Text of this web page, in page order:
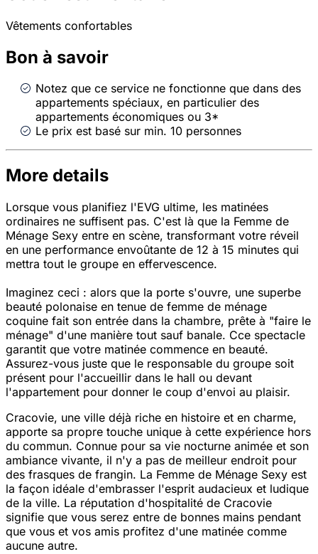
Vêtements confortables
Bon à savoir
Notez que ce service ne fonctionne que dans des
appartements spéciaux, en particulier des
appartements économiques ou 3*
Le prix est basé sur min. 10 personnes
More details
Lorsque vous planifiez l'EVG ultime, les matinées
ordinaires ne suffisent pas. C'est là que la Femme de
Ménage Sexy entre en scène, transformant votre réveil
en une performance envoûtante de 12 à 15 minutes qui
mettra tout le groupe en effervescence.
Imaginez ceci : alors que la porte s'ouvre, une superbe
beauté polonaise en tenue de femme de ménage
coquine fait son entrée dans la chambre, prête à "faire le
ménage" d'une manière tout sauf banale. Cce spectacle
garantit que votre matinée commence en beauté.
Assurez-vous juste que le responsable du groupe soit
présent pour l'accueillir dans le hall ou devant
l'appartement pour donner le coup d'envoi au plaisir.
Cracovie, une ville déjà riche en histoire et en charme,
apporte sa propre touche unique à cette expérience hors
du commun. Connue pour sa vie nocturne animée et son
ambiance vivante, il n'y a pas de meilleur endroit pour
des frasques de frangin. La Femme de Ménage Sexy est
la façon idéale d'embrasser l'esprit audacieux et ludique
de la ville. La réputation d'hospitalité de Cracovie
signifie que vous serez entre de bonnes mains pendant
que vous et vos amis profitez d'une matinée comme
aucune autre.